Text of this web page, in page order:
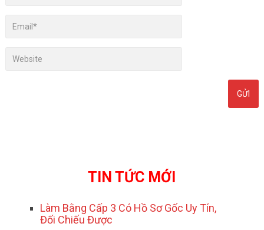
TIN TỨC MỚI
Làm Bằng Cấp 3 Có Hồ Sơ Gốc Uy Tín,
Đối Chiếu Được